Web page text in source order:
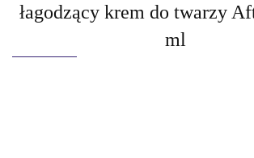
łagodzący krem do twarzy
ml